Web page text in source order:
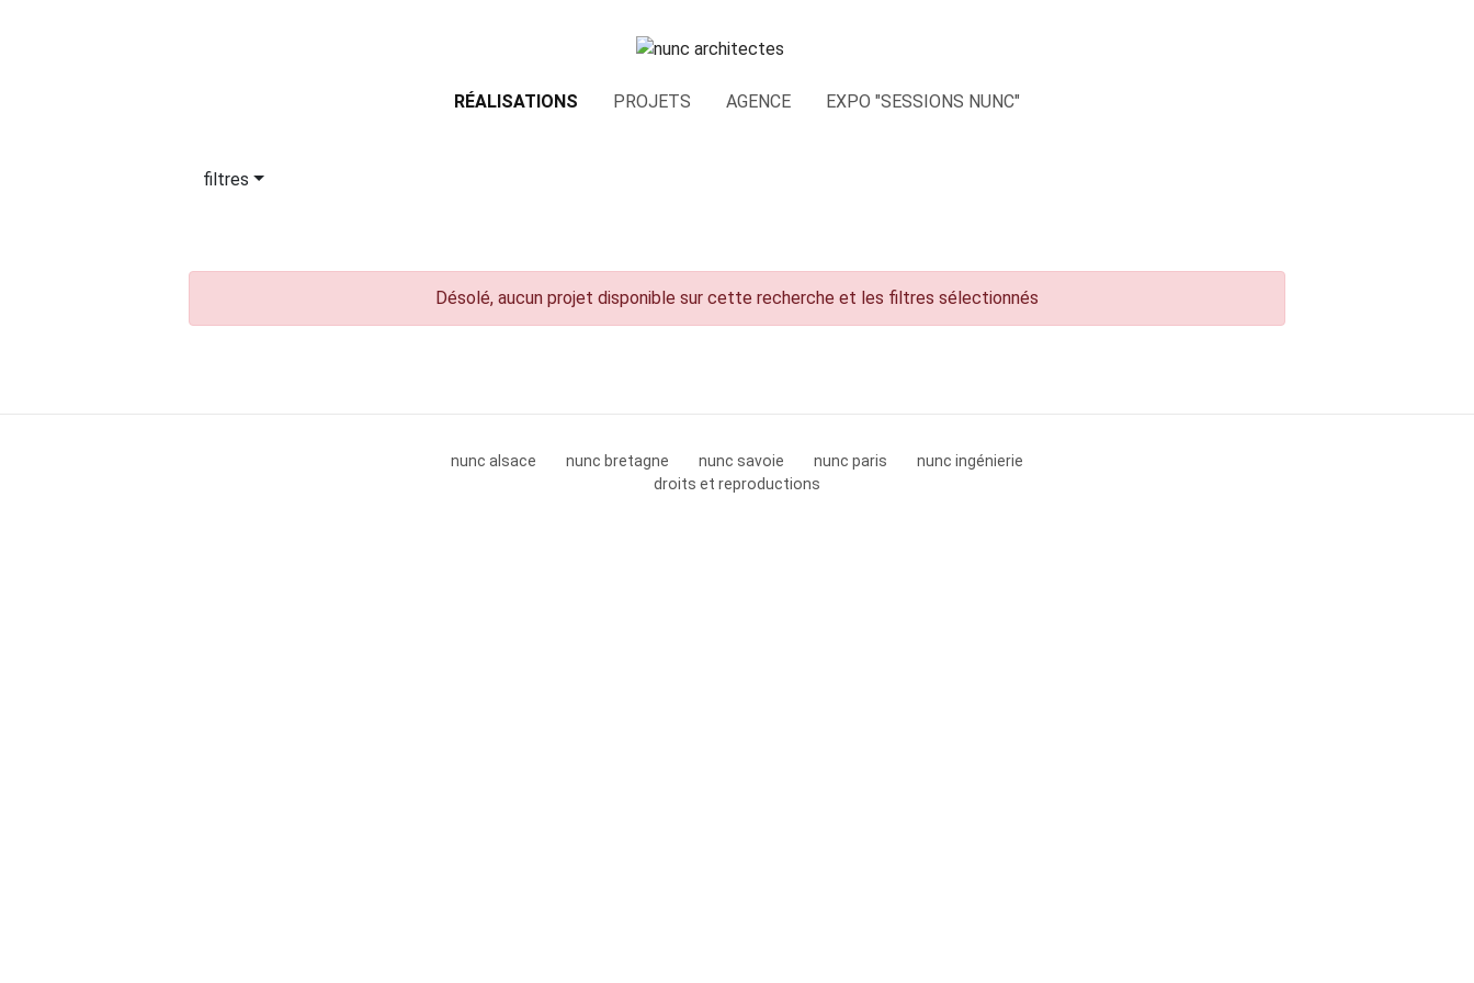
RÉALISATIONS PROJETS AGENCE EXPO "SESSIONS NUNC"
filtres
Désolé, aucun projet disponible sur cette recherche et les filtres sélectionnés
nunc alsace nunc bretagne nunc savoie nunc paris
nunc ingénierie
droits et reproductions